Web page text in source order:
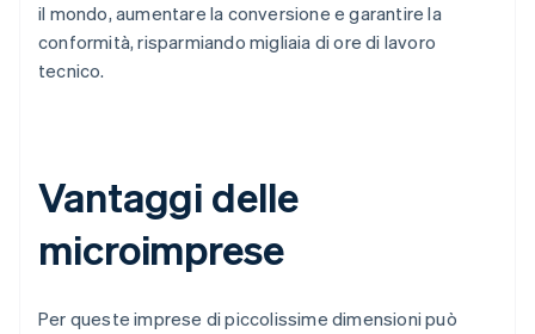
il mondo, aumentare la conversione e garantire la
conformità, risparmiando migliaia di ore di lavoro
tecnico.
Vantaggi delle
microimprese
Per queste imprese di piccolissime dimensioni può